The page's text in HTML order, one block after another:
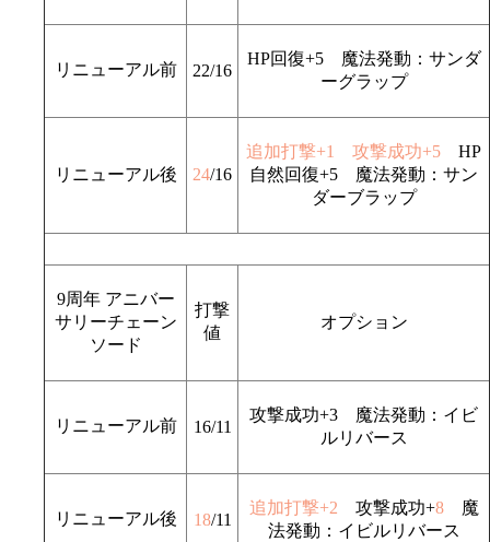
リニューアル前 22/16
HP回復+5 魔法発動：サンダ
ーグラップ
リニューアル後 24/16
追加打撃+1 攻撃成功+5 HP
自然回復+5 魔法発動：サン
ダーブラップ
9周年 アニバー
サリーチェーン
ソード
打撃
値
オプション
リニューアル前 16/11
攻撃成功+3 魔法発動：イビ
ルリバース
リニューアル後 18/11
追加打撃+2 攻撃成功+8魔
法発動：イビルリバース